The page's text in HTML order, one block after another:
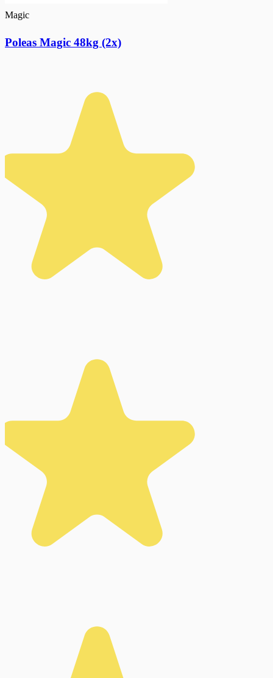
Magic
Poleas Magic 48kg (2x)